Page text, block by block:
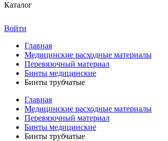
Каталог
Войти
Главная
Медицинские расходные материалы
Перевязочный материал
Бинты медицинские
Бинты трубчатые
Главная
Медицинские расходные материалы
Перевязочный материал
Бинты медицинские
Бинты трубчатые